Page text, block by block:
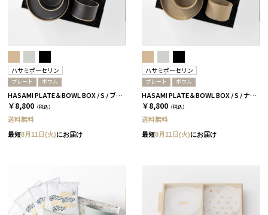
ハサミポーセリン
プレート ボウル
HASAMI PLATE＆BOWL BOX / S / ブラック［ハサミポーセリン］
￥8,800 （税込）
送料無料
最短8月11日(火)にお届け
ハサミポーセリン
プレート ボウル
HASAMI PLATE＆BOWL BOX / S / ナチュラル［ハサミポーセリン］
￥8,800 （税込）
送料無料
最短8月11日(火)にお届け